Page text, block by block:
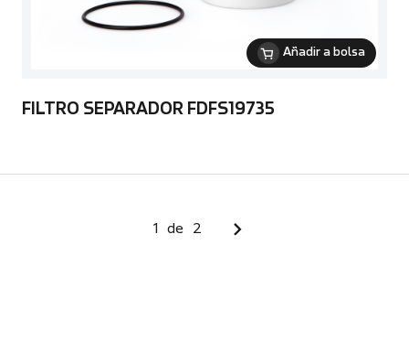
Añadir a bolsa
FILTRO SEPARADOR FDFS19735
1 de 2